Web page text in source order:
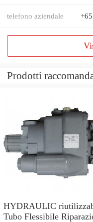
telefono aziendale
Prodotti
HYDRAULIC
Tubo Flessibile